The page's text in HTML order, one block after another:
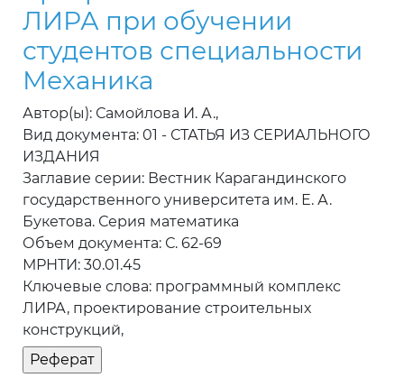
ЛИРА при обучении
студентов специальности
Механика
Автор(ы): Самойлова И. А.,
Вид документа: 01 - СТАТЬЯ ИЗ СЕРИАЛЬНОГО
ИЗДАНИЯ
Заглавие серии: Вестник Карагандинского
государственного университета им. Е. А.
Букетова. Серия математика
Объем документа: С. 62-69
МРНТИ: 30.01.45
Ключевые слова: программный комплекс
ЛИРА, проектирование строительных
конструкций,